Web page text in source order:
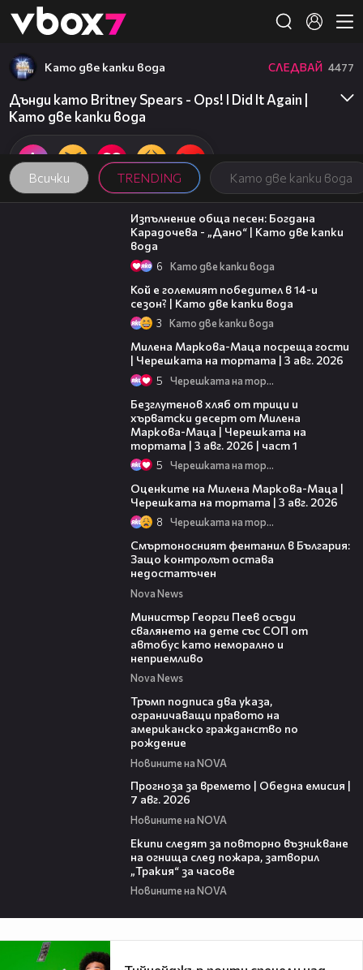
👾
Всички TRENDING Като две капки вода
Като две капки вода СЛЕДВАЙ 4477
Дънди като Britney Spears - Ops! I Did It Again |
Като две капки вода
02:36
Изпълнение обща песен: Богдана
Карадочева - „Дано“ | Като две капки
вода
6 Като две капки вода
Кой е големият победител в 14-и
сезон? | Като две капки вода
3 Като две капки вода
Милена Маркова-Маца посреща гости
| Черешката на тортата | 3 авг. 2026
5 Черешката на тортата
Безглутенов хляб от трици и
хърватски десерт от Милена
Маркова-Маца | Черешката на
тортата | 3 авг. 2026 | част 1
5 Черешката на тортата
Оценките на Милена Маркова-Маца |
Черешката на тортата | 3 авг. 2026
8 Черешката на тортата
Смъртоносният фентанил в България:
Защо контролът остава
недостатъчен
Nova News
Министър Георги Пеев осъди
свалянето на дете със СОП от
автобус като неморално и
неприемливо
Nova News
Тръмп подписа два указа,
ограничаващи правото на
американско гражданство по
рождение
Новините на NOVA
Прогноза за времето | Обедна емисия |
7 авг. 2026
Новините на NOVA
Екипи следят за повторно възникване
на огнища след пожара, затворил
„Тракия“ за часове
Новините на NOVA